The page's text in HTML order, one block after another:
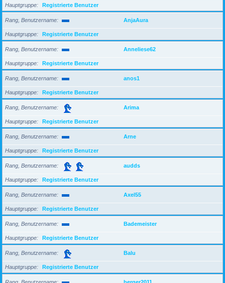
Hauptgruppe Registrierte Benutzer
Rang, Benutzername AnjaAura
Hauptgruppe Registrierte Benutzer
Rang, Benutzername Anneliese62
Hauptgruppe Registrierte Benutzer
Rang, Benutzername anos1
Hauptgruppe Registrierte Benutzer
Rang, Benutzername Arima
Hauptgruppe Registrierte Benutzer
Rang, Benutzername Arne
Hauptgruppe Registrierte Benutzer
Rang, Benutzername audds
Hauptgruppe Registrierte Benutzer
Rang, Benutzername Axel55
Hauptgruppe Registrierte Benutzer
Rang, Benutzername Bademeister
Hauptgruppe Registrierte Benutzer
Rang, Benutzername Balu
Hauptgruppe Registrierte Benutzer